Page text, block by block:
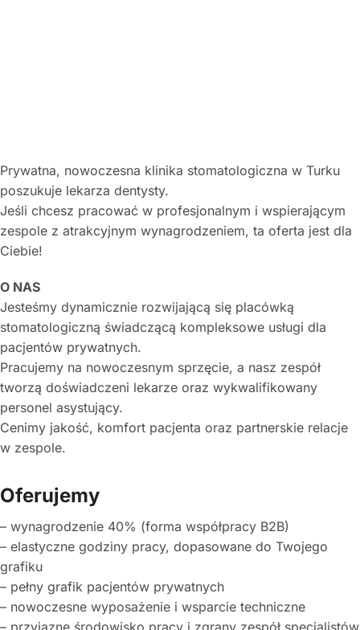
Prywatna, nowoczesna klinika stomatologiczna w Turku
poszukuje lekarza dentysty.
Jeśli chcesz pracować w profesjonalnym i wspierającym
zespole z atrakcyjnym wynagrodzeniem, ta oferta jest dla
Ciebie!
O NAS
Jesteśmy dynamicznie rozwijającą się placówką
stomatologiczną świadczącą kompleksowe usługi dla
pacjentów prywatnych.
Pracujemy na nowoczesnym sprzęcie, a nasz zespół
tworzą doświadczeni lekarze oraz wykwalifikowany
personel asystujący.
Cenimy jakość, komfort pacjenta oraz partnerskie relacje
w zespole.
Oferujemy
– wynagrodzenie 40% (forma współpracy B2B)
– elastyczne godziny pracy, dopasowane do Twojego
grafiku
– pełny grafik pacjentów prywatnych
– nowoczesne wyposażenie i wsparcie techniczne